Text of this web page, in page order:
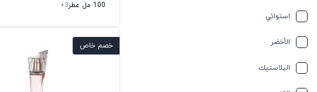
استوائي
الأخضر
البلاستيك
100 مل عطر
+3
خصم خاص